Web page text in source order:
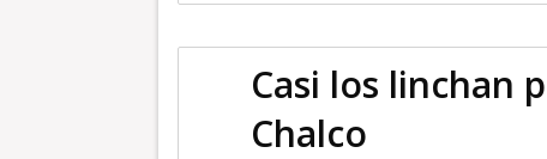
Casi los linchan
Chalco